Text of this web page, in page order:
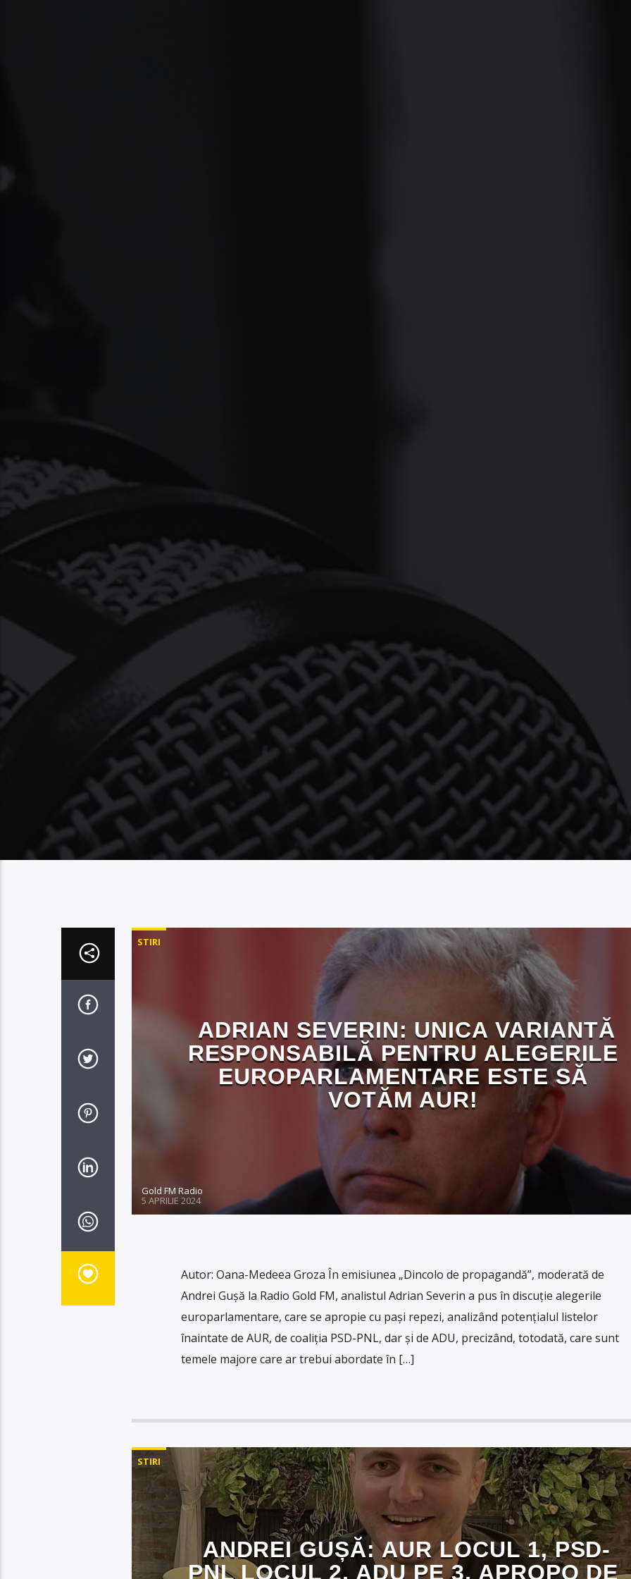
STIRI
ADRIAN SEVERIN: UNICA VARIANTĂ
RESPONSABILĂ PENTRU ALEGERILE
EUROPARLAMENTARE ESTE SĂ
VOTĂM AUR!
Gold FM Radio
5 APRILIE 2024
Autor: Oana-Medeea Groza În emisiunea „Dincolo de propagandă”, moderată de
Andrei Gușă la Radio Gold FM, analistul Adrian Severin a pus în discuție alegerile
europarlamentare, care se apropie cu pași repezi, analizând potențialul listelor
înaintate de AUR, de coaliția PSD-PNL, dar și de ADU, precizând, totodată, care sunt
temele majore care ar trebui abordate în […]
STIRI
ANDREI GUȘĂ: AUR LOCUL 1, PSD-
PNL LOCUL 2, ADU PE 3, APROPO DE